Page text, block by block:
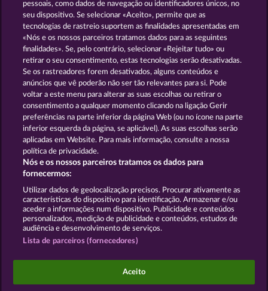
GOLDEN EI OF
MOORHUHN
FOREVER
DIAMONDS
Mostrar todos os jogos
Termos e Condições
Declaração de Privacidade Marca
Empresa Perguntas frequentes Facebook
Enviar pedido de rescisão
Os jogos do Casino social destinam-se apenas a fins
de entretenimento e não têm qualquer influência
pessoais, como dados de navegação ou identificadores únicos, no
seu dispositivo. Se selecionar «Aceito», permite que as
tecnologias de rastreio suportem as finalidades apresentadas em
«Nós e os nossos parceiros tratamos dados para as seguintes
finalidades». Se, pelo contrário, selecionar «Rejeitar tudo» ou
retirar o seu consentimento, estas tecnologias serão desativadas.
Se os rastreadores forem desativados, alguns conteúdos e
anúncios que vê poderão não ser tão relevantes para si. Pode
voltar a este menu para alterar as suas escolhas ou retirar o
consentimento a qualquer momento clicando na ligação Gerir
preferências na parte inferior da página Web (ou no ícone na parte
inferior esquerda da página, se aplicável). As suas escolhas serão
aplicadas em Website. Para mais informação, consulte a nossa
política de privacidade.
Nós e os nossos parceiros tratamos os dados para
fornecermos:
Utilizar dados de geolocalização precisos. Procurar ativamente as
características do dispositivo para identificação. Armazenar e/ou
aceder a informações num dispositivo. Publicidade e conteúdos
personalizados, medição de publicidade e conteúdos, estudos de
audiência e desenvolvimento de serviços.
Lista de parceiros (fornecedores)
Aceito